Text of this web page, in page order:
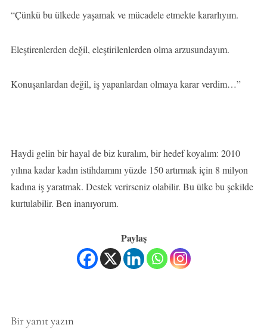
“Çünkü bu ülkede yaşamak ve mücadele etmekte kararlıyım.
Eleştirenlerden değil, eleştirilenlerden olma arzusundayım.
Konuşanlardan değil, iş yapanlardan olmaya karar verdim…”
Haydi gelin bir hayal de biz kuralım, bir hedef koyalım: 2010
yılına kadar kadın istihdamını yüzde 150 artırmak için 8 milyon
kadına iş yaratmak. Destek verirseniz olabilir. Bu ülke bu şekilde
kurtulabilir. Ben inanıyorum.
Paylaş
Bir yanıt yazın